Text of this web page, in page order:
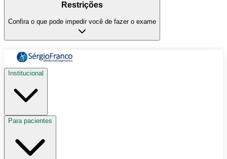
Restrições
Confira o que pode impedir você de fazer o exame
Institucional
Para pacientes